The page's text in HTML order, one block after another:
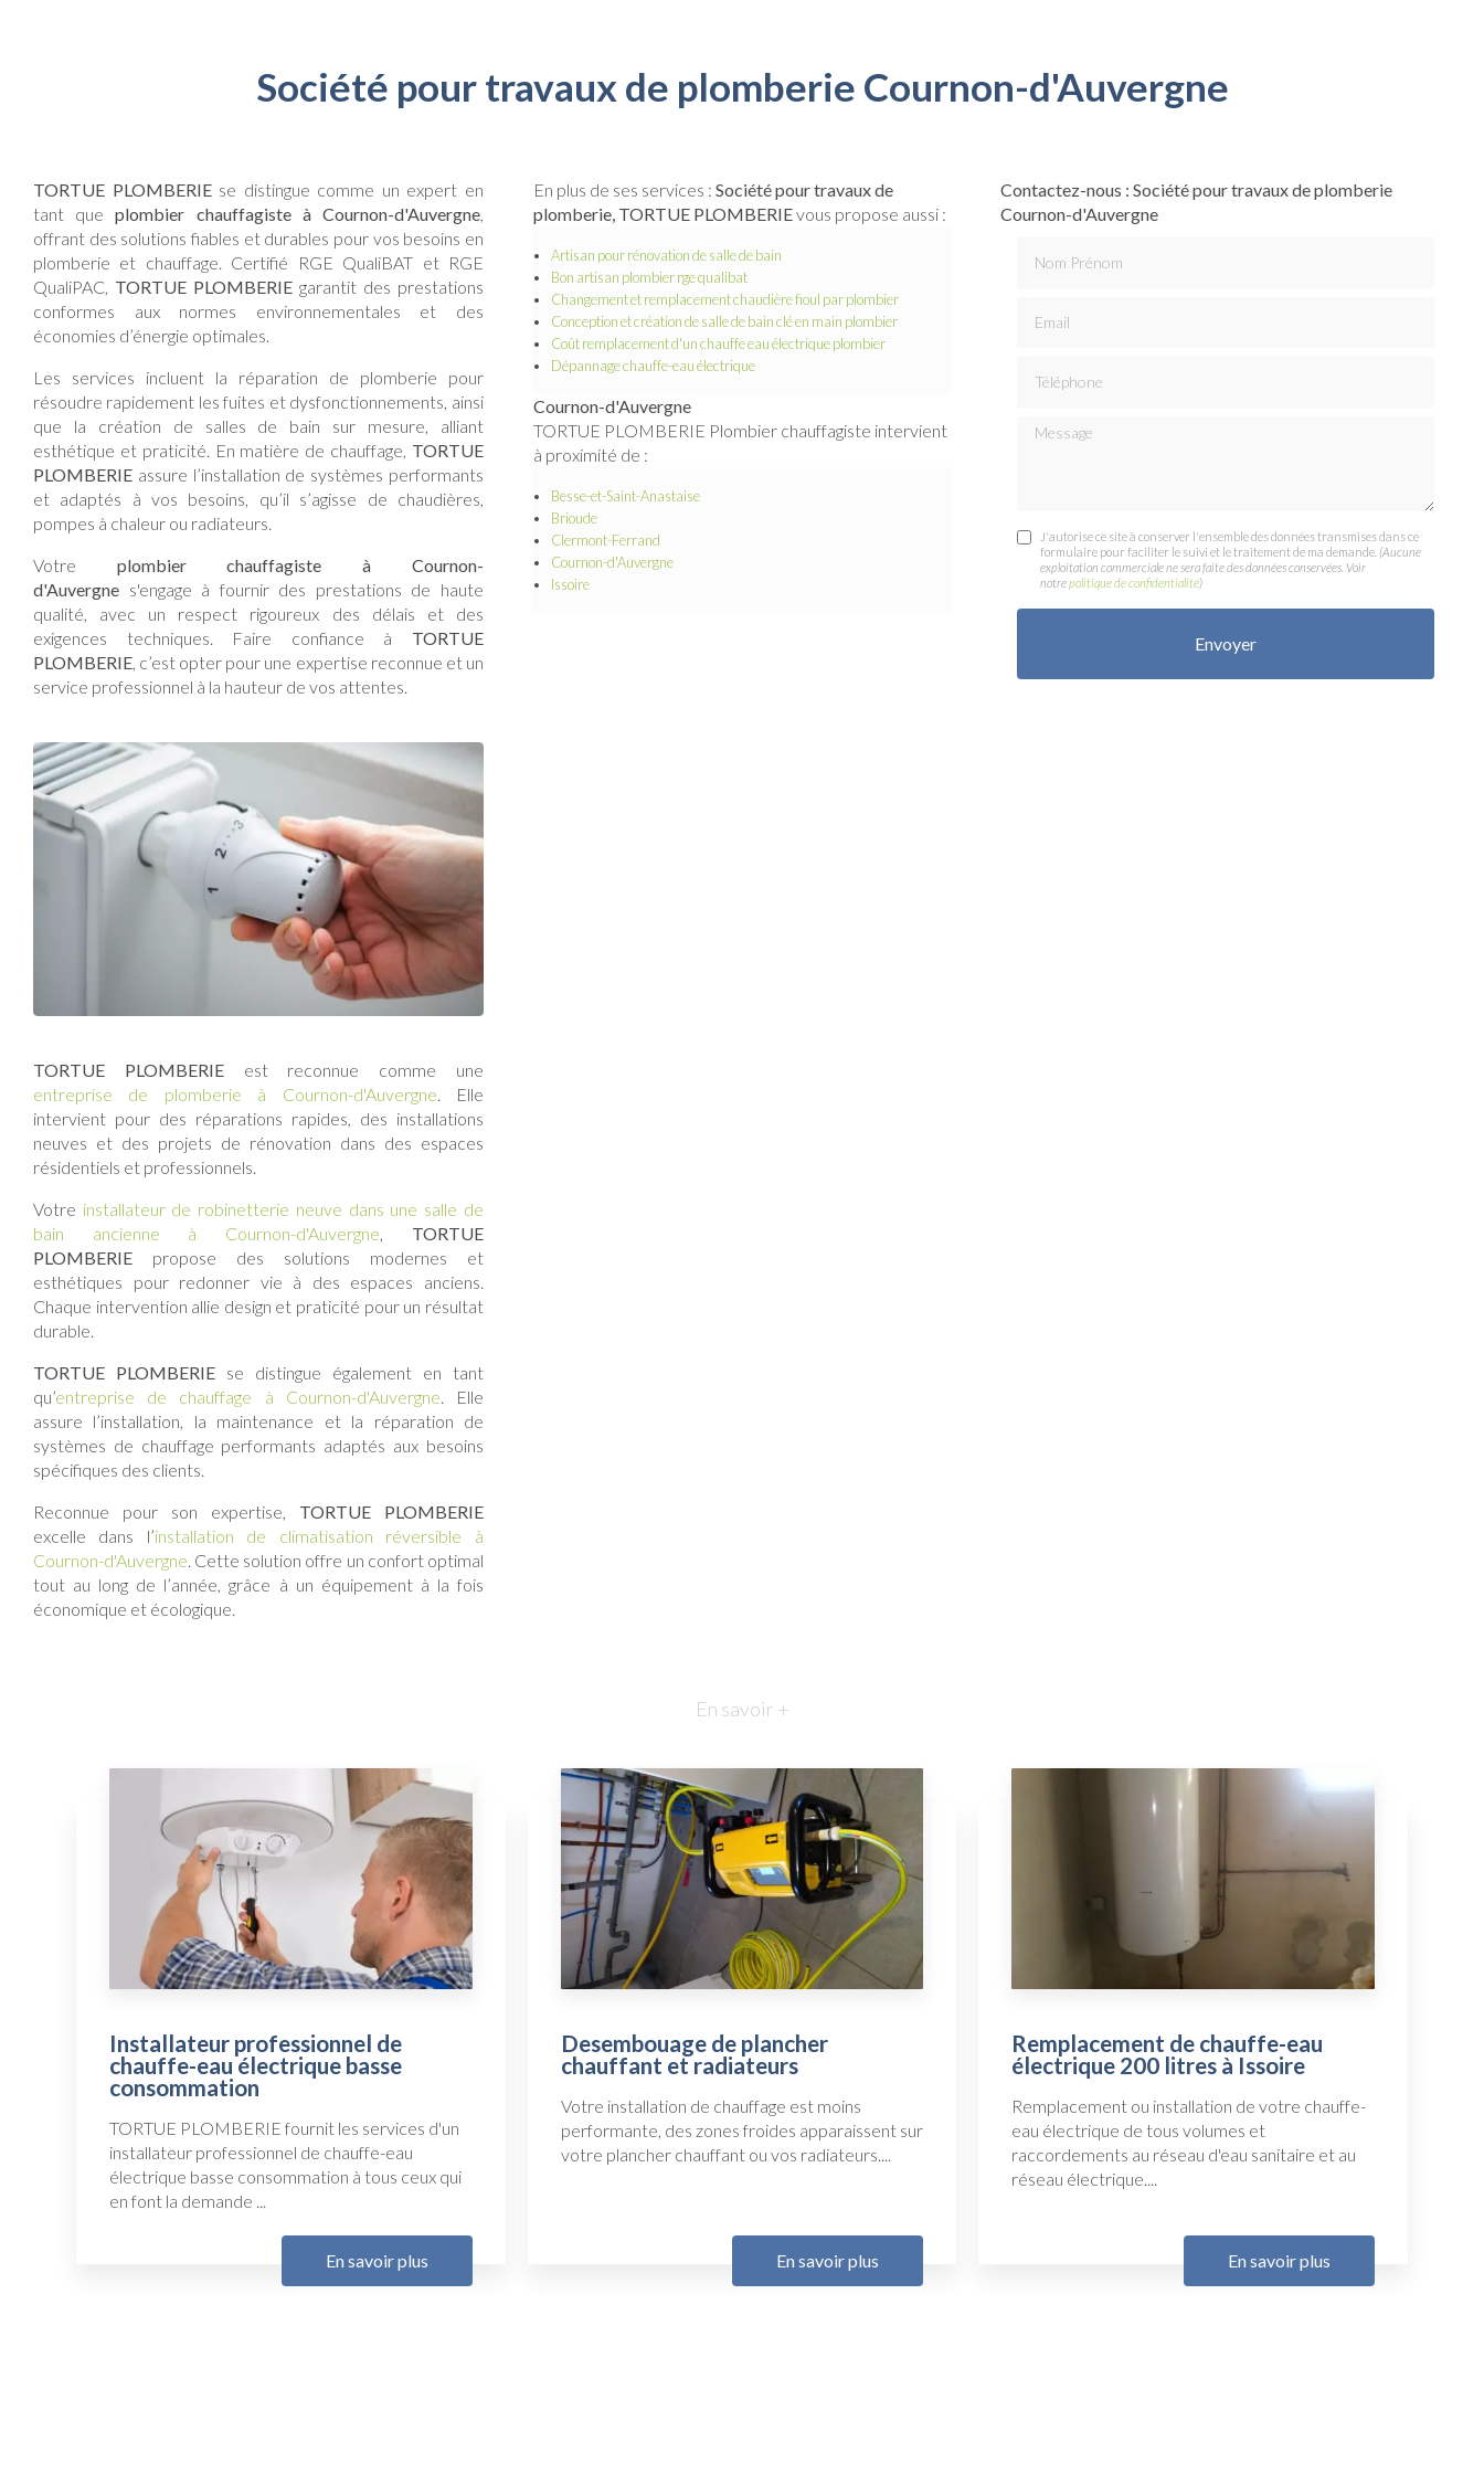
Société pour travaux de plomberie Cournon-d'Auvergne
TORTUE PLOMBERIE se distingue comme un expert en
tant queplombier chauffagiste à Cournon-d'Auvergne,
offrant des solutions fiables et durables pour vos besoins en
plomberie et chauffage. Certifié RGE QualiBAT et RGE
QualiPAC, TORTUE PLOMBERIE garantit des prestations
conformes aux normes environnementales et des
économies d’énergie optimales.
Les services incluent la réparation de plomberie pour
résoudre rapidement les fuites et dysfonctionnements, ainsi
que la création de salles de bain sur mesure, alliant
esthétique et praticité. En matière de chauffage, TORTUE
PLOMBERIE assure l’installation de systèmes performants
et adaptés à vos besoins, qu’il s’agisse de chaudières,
pompes à chaleur ou radiateurs.
Votre plombier chauffagiste à Cournon-
d'Auvergne s'engage à fournir des prestations de haute
qualité, avec un respect rigoureux des délais et des
exigences techniques. Faire confiance à TORTUE
PLOMBERIE, c’est opter pour une expertise reconnue et un
service professionnel à la hauteur de vos attentes.
TORTUE PLOMBERIEest reconnue comme une
entreprise de plomberie à Cournon-d'Auvergne. Elle
intervient pour des réparations rapides, des installations
neuves et des projets de rénovation dans des espaces
résidentiels et professionnels.
Votre installateur de robinetterie neuve dans une salle de
bain ancienne à Cournon-d'Auvergne, TORTUE
PLOMBERIE propose des solutions modernes et
esthétiques pour redonner vie à des espaces anciens.
Chaque intervention allie design et praticité pour un résultat
durable.
TORTUE PLOMBERIE se distingue également en tant
qu’entreprise de chauffage à Cournon-d'Auvergne. Elle
assure l’installation, la maintenance et la réparation de
systèmes de chauffage performants adaptés aux besoins
spécifiques des clients.
Reconnue pour son expertise, TORTUE PLOMBERIE
excelle dans l’installation de climatisation réversible à
Cournon-d'Auvergne. Cette solution offre un confort optimal
tout au long de l’année, grâce à un équipement à la fois
économique et écologique.
En plus de ses services : Société pour travaux de
plomberie, TORTUE PLOMBERIEvous propose aussi :
Artisan pour rénovation de salle de bain
Bon artisan plombier rge qualibat
Changement et remplacement chaudière fioul par plombier
Conception et création de salle de bain clé en main plombier
Coût remplacement d'un chauffe eau électrique plombier
Dépannage chauffe-eau électrique
Cournon-d'Auvergne
TORTUE PLOMBERIE Plombier chauffagiste intervient
à proximité de :
Besse-et-Saint-Anastaise
Brioude
Clermont-Ferrand
Cournon-d'Auvergne
Issoire
Contactez-nous : Société pour travaux de plomberie
Cournon-d'Auvergne
Message
J'autorise ce site à conserver l'ensemble des données transmises dans ce
formulaire pour faciliter le suivi et le traitement de ma demande. (Aucune
exploitation commerciale ne sera faite des données conservées. Voir
notrepolitique de confidentialité)
En savoir +
Installateur professionnel de
chauffe-eau électrique basse
consommation
TORTUE PLOMBERIE fournit les services d'un
installateur professionnel de chauffe-eau
électrique basse consommation à tous ceux qui
en font la demande ...
En savoir plus
Desembouage de plancher
chauffant et radiateurs
Votre installation de chauffage est moins
performante, des zones froides apparaissent sur
votre plancher chauffant ou vos radiateurs....
En savoir plus
Remplacement de chauffe-eau
électrique 200 litres à Issoire
Remplacement ou installation de votre chauffe-
eau électrique de tous volumes et
raccordements au réseau d'eau sanitaire et au
réseau électrique....
En savoir plus